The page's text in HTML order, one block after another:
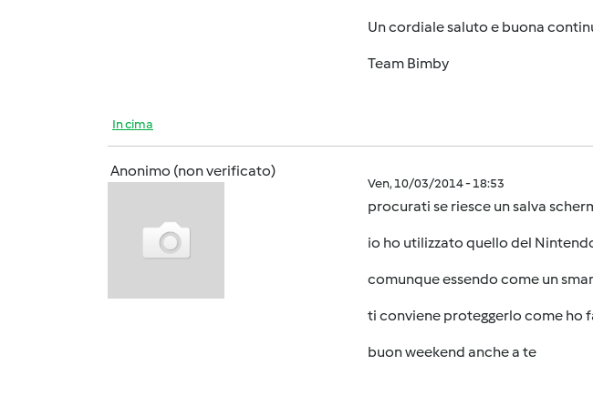
Un cordiale saluto e buona
Team Bimby
In cima
Anonimo (non verificato)
Ven, 10/03/2014 - 18:53
procurati se riesce un salva
io ho utilizzato quello del
comunque essendo come un
ti conviene proteggerlo come ho
buon weekend anche a te